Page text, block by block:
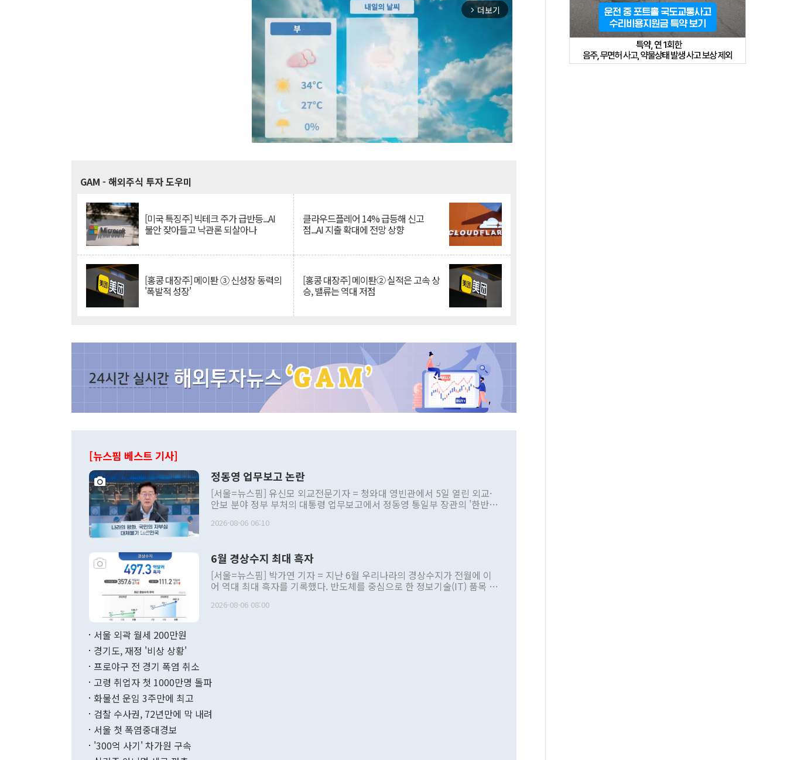
arrow_forward_ios 더보기
GAM - 해외주식 투자 도우미
[미국 특징주] 빅테크 주가 급반등...AI
불안 잦아들고 낙관론 되살아나
클라우드플레어 14% 급등해 신고
점...AI 지출 확대에 전망 상향
[홍콩 대장주] 메이퇀 ③ 신성장 동력의
'폭발적 성장'
[홍콩 대장주] 메이퇀② 실적은 고속 상
승, 밸류는 역대 저점
[뉴스핌 베스트 기사]
정동영 업무보고 논란
[서울=뉴스핌] 유신모 외교전문기자 = 청와대 영빈관에서 5일 열린 외교·
안보 분야 정부 부처의 대통령 업무보고에서 정동영 통일부 장관의 '한반도
발언 중에는 정부 내 조율을 거치지 않은 사안을 정책으로 추진하겠다고 공
주의적 희망에 근거한 비현실적 구상'이라는 비판을 내놨다. 그동안 정 장
관의 대북 정책 관련 발언이 물의를 빚은 적은 여러 번 있지만 대통령과 유
관 부처 장관이 공개적으로 부정적 입장을 표명한 것은 이례적이다. 정 장
관의 무리한 대북 접근법과 월권을 제어해야 한다는 목소리도 높아지고 있
다. [정동영 통일부 장관이 지난달 23일 오후 서울 종로구 정부서울청사에
무너졌다고도 했다. 또 "현 시점에서 흘러간 선(先)비핵화만 되뇌는 것은
함께 4자 대화의 동력을 확보하기 위해 최선을 다할 것"이라고 말했다. 하
2026-08-06 06:10
6월 경상수지 최대 흑자
[서울=뉴스핌] 박가연 기자 = 지난 6월 우리나라의 경상수지가 전월에 이
어 역대 최대 흑자를 기록했다. 반도체를 중심으로 한 정보기술(IT) 품목 수
료=한국은행] 한국은행이 6일 발표한 '2026년 6월 국제수지(잠정)'에 따르
며 월간 기준 처음으로 1000억달러를 넘어섰다. 상품수입은 644억8000만
196.9% 급증했고 컴퓨터·주변기기(SSD)는 282.7% 증가했다. IT 품목
수출은 160.4% 늘었으며 비IT 품목도 ▲석유제품(47.5%) ▲화공품
2026-08-06 08:00
서울 외곽 월세 200만원
경기도, 재정 '비상 상황'
프로야구 전 경기 폭염 취소
고령 취업자 첫 1000만명 돌파
화물선 운임 3주만에 최고
검찰 수사권, 72년만에 막 내려
서울 첫 폭염중대경보
'300억 사기' 차가원 구속